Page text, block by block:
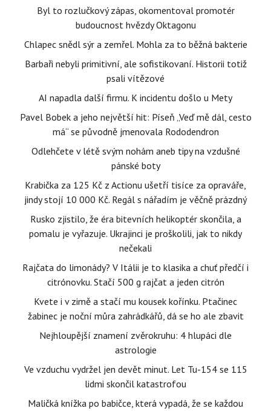
Byl to rozlučkový zápas, okomentoval promotér
budoucnost hvězdy Oktagonu
Chlapec snědl sýr a zemřel. Mohla za to běžná bakterie
Barbaři nebyli primitivní, ale sofistikovaní. Historii totiž
psali vítězové
AI napadla další firmu. K incidentu došlo u Mety
Pavel Bobek a jeho největší hit: Píseň „Veď mě dál, cesto
má“ se původně jmenovala Rododendron
Odlehčete v létě svým nohám aneb tipy na vzdušné
pánské boty
Krabička za 125 Kč z Actionu ušetří tisíce za opraváře,
jindy stojí 10 000 Kč. Regál s nářadím je věčně prázdný
Rusko zjistilo, že éra bitevních helikoptér skončila, a
pomalu je vyřazuje. Ukrajinci je proškolili, jak to nikdy
nečekali
Rajčata do limonády? V Itálii je to klasika a chuť předčí i
citrónovku. Stačí 500 g rajčat a jeden citrón
Kvete i v zimě a stačí mu kousek kořínku. Ptačinec
žabinec je noční můra zahrádkářů, dá se ho ale zbavit
Nejhloupější znamení zvěrokruhu: 4 hlupáci dle
astrologie
Ve vzduchu vydržel jen devět minut. Let Tu-154 se 115
lidmi skončil katastrofou
Maličká knížka po babičce, která vypadá, že se každou